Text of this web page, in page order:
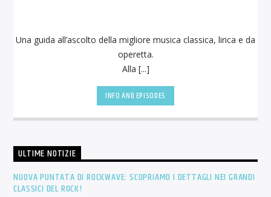
Una guida all’ascolto della migliore musica classica, lirica e da
operetta.
Alla [...]
INFO AND EPISODES
ULTIME NOTIZIE
NUOVA PUNTATA DI ROCKWAVE: SCOPRIAMO I DETTAGLI NEI GRANDI
CLASSICI DEL ROCK!